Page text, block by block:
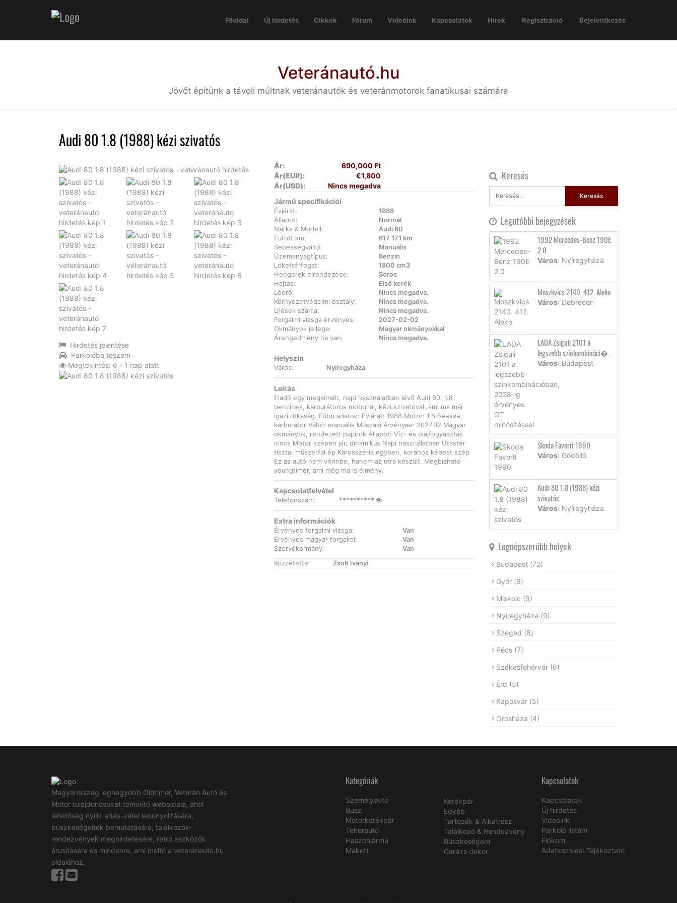
Főoldal Új hirdetés Cikkek Fórum Videóink Kapcsolatok Hírek Regisztráció Bejelentkezés
Veteránautó.hu
Jövőt építünk a távoli múltnak veteránautók és veteránmotorok fanatikusai számára
Audi 80 1.8 (1988) kézi szivatós
Hirdetés jelentése
Parkolóba teszem
Megtekintés: 6 - 1 nap alatt
Ár:
690,000 Ft
Ár(EUR):
€1,800
Ár(USD):
Nincs megadva
Jármű specifikációi
Évjárat:
1988
Állapot:
Normál
Márka & Modell:
Audi 80
Futott km:
617 171 km
Sebességváltó:
Manuális
Üzemanyagtípus:
Benzin
Lökettérfogat:
1800 cm3
Hengerek elrendezése:
Soros
Hajtás:
Első kerék
Lóerő:
Nincs megadva.
Környezetvédelmi osztály:
Nincs megadva.
Ülések száma:
Nincs megadva.
Forgalmi vizsga érvényes:
2027-02-02
Okmányok jellege:
Magyar okmányokkal
Árengedmény ha van:
Nincs megadva.
Helyszín
Város: Nyíregyháza
Leírás
Eladó egy megkímélt, napi használatban lévő Audi 80. 1.8
benzines, karburátoros motorral, kézi szivatóval, ami ma már
igazi ritkaság. Főbb adatok: Évjárat: 1988 Motor: 1.8 бензин,
karburátor Váltó: manuális Műszaki érvényes: 2027.02 Magyar
okmányok, rendezett papírok Állapot: Víz- és olajfogyasztás
nincs Motor szépen jár, dinamikus Napi használatban Utastér
tiszta, műszerfal ép Karosszéria egyben, korához képest szép
Ez az autó nem vitrinbe, hanem az útra készült. Megbízható
youngtimer, ami még ma is élmény.
Kapcsolatfelvétel
Telefonszám: **********
Extra információk
Érvényes forgalmi vizsga:
Van
Érvényes magyar forgalmi:
Van
Szervókormány:
Van
Közzétette:
Zsolt Iványi
Keresés
Keresés
Legutóbbi bejegyzések
1992 Mercedes-Benz 190E
2.0
Város: Nyíregyháza
Moszkvics 2140. 412. Aleko
Város: Debrecen
LADA Zsiguli 2101 a
legszebb színkombináci�...
Város: Budapest
Skoda Favorit 1990
Város: Gödöllő
Audi 80 1.8 (1988) kézi
szivatós
Város: Nyíregyháza
Legnépszerűbb helyek
Budapest (72)
Győr (9)
Miskolc (9)
Nyíregyháza (9)
Szeged (8)
Pécs (7)
Székesfehérvár (6)
Érd (5)
Kaposvár (5)
Orosháza (4)
Magyarország legnagyobb Oldtimer, Veterán Autó és
Motor tulajdonosokat tömörítő weboldala, ahol
lehetőség nyílik adás-vétel lebonyolitására,
büszkeségeitek bemutatására, találkozók-
rendezvények meghirdetésére, retro eszközök
árusítására és mindenre, ami méltó a veteránautó.hu
oldalához.
Kategóriák
Személyautó
Busz
Motorkerékpár
Teherautó
Haszonjármű
Makett
Kerékpár
Egyéb
Tartozék & Alkatrész
Találkozó & Rendezvény
Büszkeségem
Garázs dekor
Kapcsolatok
Kapcsolatok
Új hirdetés
Videóink
Parkoló listám
Fiókom
Adatkezelési Tájékoztató